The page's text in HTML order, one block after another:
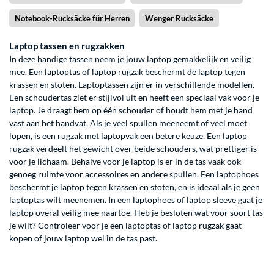
Notebook-Rucksäcke für Herren Wenger Rucksäcke
Laptop tassen en rugzakken
In deze handige tassen neem je jouw laptop gemakkelijk en veilig
mee. Een laptoptas of laptop rugzak beschermt de laptop tegen
krassen en stoten. Laptoptassen zijn er in verschillende modellen.
Een schoudertas ziet er stijlvol uit en heeft een speciaal vak voor je
laptop. Je draagt hem op één schouder of houdt hem met je hand
vast aan het handvat. Als je veel spullen meeneemt of veel moet
lopen, is een rugzak met laptopvak een betere keuze. Een laptop
rugzak verdeelt het gewicht over beide schouders, wat prettiger is
voor je lichaam. Behalve voor je laptop is er in de tas vaak ook
genoeg ruimte voor accessoires en andere spullen. Een laptophoes
beschermt je laptop tegen krassen en stoten, en is ideaal als je geen
laptoptas wilt meenemen. In een laptophoes of laptop sleeve gaat je
laptop overal veilig mee naartoe. Heb je besloten wat voor soort tas
je wilt? Controleer voor je een laptoptas of laptop rugzak gaat
kopen of jouw laptop wel in de tas past.